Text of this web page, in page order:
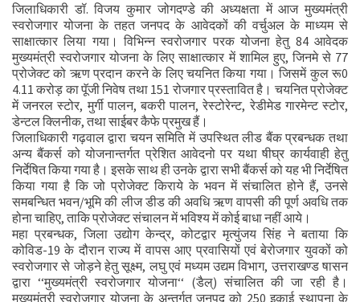
जिलाधिकारी डॉ. विजय कुमार जोगदण्डे की अध्यक्षता में आज मुख्यमंत्री
स्वरोजगार योजना के तहत जनपद के आवेदकों की वर्चुअल के माध्यम से
साक्षात्कार लिया गया। विभिन्न स्वरोजगार परक योजना हेतु 84 आवेदक
मुख्यमंत्री स्वरोजगार योजना के लिए साक्षात्कार में शामिल हुए, जिनमे से 77
प्रोजेक्ट को ऋण प्रदान करने के लिए चयनित किया गया। जिसमें कुल रू0
4.11 करोड़ का पॅूजी निवेष तथा 151 रोजगार प्रस्तावित है। चयनित प्रोजेक्ट
में जनरल स्टोर, मुर्गी पालन, बकरी पालन, रेस्टोरेन्ट, रेडीमेड गारमेन्ट स्टोर,
डेन्टल क्लिनीक, तथा साईबर कैफे प्रमुख हैं।
जिलाधिकारी गढ़वाल द्वारा चयन समिति में उपस्थित लीड बैंक प्रबन्धक तथा
अन्य बैंकर्स को योजनान्तर्गत प्रेशित आवेदनो पर यथा षीघ्र कार्यवाही हेतु
निर्देषित किया गया है। इसके साथ ही उनके द्वारा सभी बैंकर्स को यह भी निर्देषित
किया गया है कि जो प्रोजेक्ट किराये के भवन में संचालित होने हैं, उनसे
समबन्धित भवन/भूमि की लीज डीड की अवधि ऋण वापसी की पूर्ण अवधि तक
होना चाहिए, ताकि प्रोजेक्ट संचालन में भविश्य में कोई बाधा नहीं आये।
महा प्रबन्धक, जिला उद्योग केन्द्र, कोटद्वार मृत्युंजय सिंह ने बताया कि
कोविड-19 के दौरान राज्य में वापस आए प्रवासियों एवं बेरोजगार युवकों को
स्वरोजगार से जोड़ने हेतु सूक्ष्म, लघु एवं मध्यम उद्यम विभाग, उत्तराखण्ड षासन
द्वारा ‘‘मुख्यमंत्री स्वरोजगार योजना‘‘ (डैल्) संचालित की जा रही है।
मुख्यमंत्री स्वरोजगार योजना के अन्तर्गत जनपद को 250 इकाई स्थापना के